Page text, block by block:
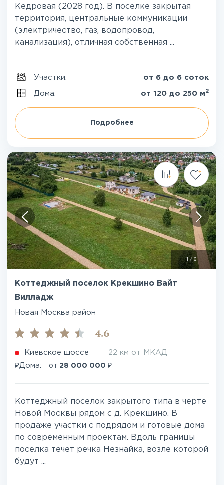
Кедровая (2028 год). В поселке закрытая
территория, центральные коммуникации
(электричество, газ, водопровод,
канализация), отличная собственная ...
Участки: от 6 до 6 соток
Дома: от 120 до 250 м 2
Подробнее
1 /6
Коттеджный поселок Крекшино Вайт
Вилладж
Новая Москва район
4.6
Киевское шоссе 22 км от МКАД
₽Дома: от 28 000 000 ₽
Коттеджный поселок закрытого типа в черте
Новой Москвы рядом с д. Крекшино. В
продаже участки с подрядом и готовые дома
по современным проектам. Вдоль границы
поселка течет речка Незнайка, возле которой
будут ...